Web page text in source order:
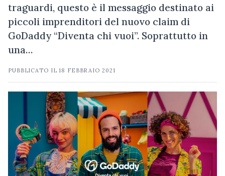
traguardi, questo è il messaggio destinato ai
piccoli imprenditori del nuovo claim di
GoDaddy “Diventa chi vuoi”. Soprattutto in
una…
PUBBLICATO IL18 FEBBRAIO 2021